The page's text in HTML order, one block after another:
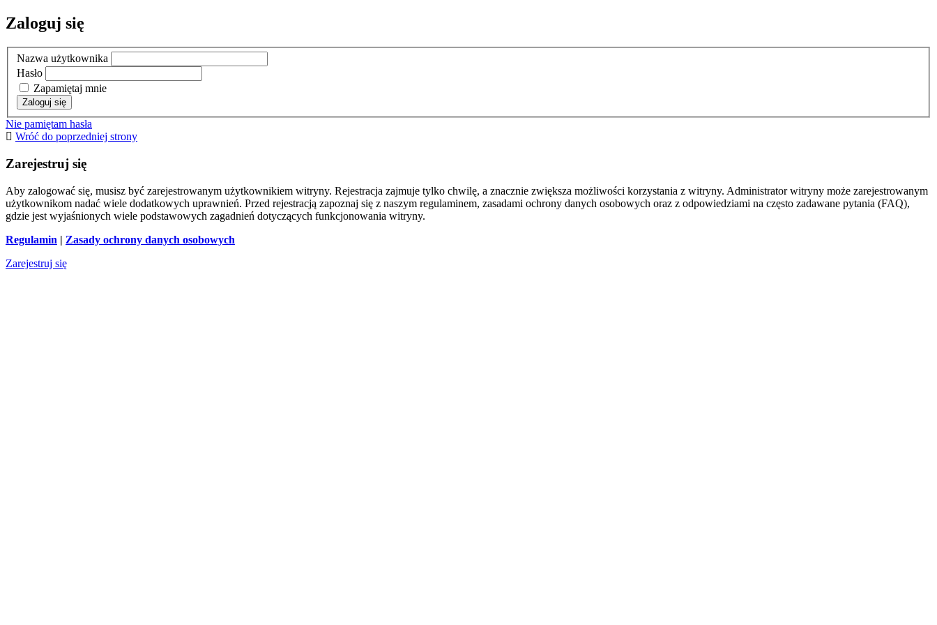
Zaloguj się
Nazwa użytkownika
Hasło
Zapamiętaj mnie
Nie pamiętam hasła
Wróć do poprzedniej strony
Zarejestruj się
Aby zalogować się, musisz być zarejestrowanym użytkownikiem witryny. Rejestracja zajmuje tylko chwilę, a znacznie zwiększa możliwości korzystania z witryny. Administrator witryny może zarejestrowanym
użytkownikom nadać wiele dodatkowych uprawnień. Przed rejestracją zapoznaj się z naszym regulaminem, zasadami ochrony danych osobowych oraz z odpowiedziami na często zadawane pytania (FAQ),
gdzie jest wyjaśnionych wiele podstawowych zagadnień dotyczących funkcjonowania witryny.
Regulamin | Zasady ochrony danych osobowych
Zarejestruj się